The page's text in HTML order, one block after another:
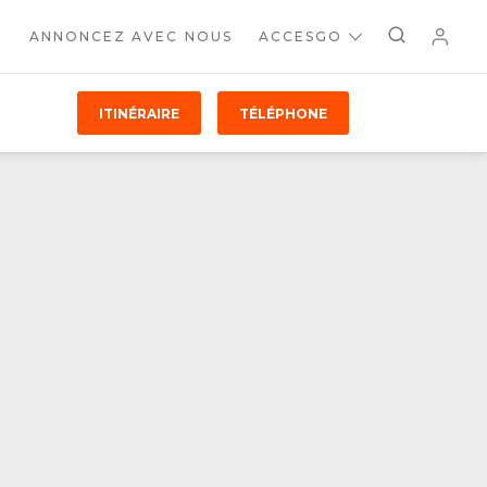
ANNONCEZ AVEC NOUS ACCESGO
ITINÉRAIRE TÉLÉPHONE